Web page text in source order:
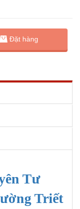
Đặt hàng
Tư
Triết